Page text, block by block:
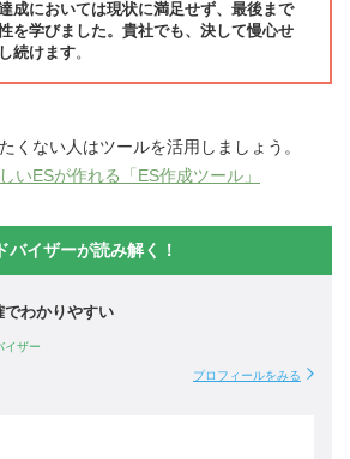
成においては現状に満足せず、最後まで
を学びました。貴社でも、決して慢心せ
続けます。
くない人はツールを活用しましょう。
いESが作れる「ES作成ツール」
バイザーが読み解く！
でわかりやすい
イザー
プロフィールをみる